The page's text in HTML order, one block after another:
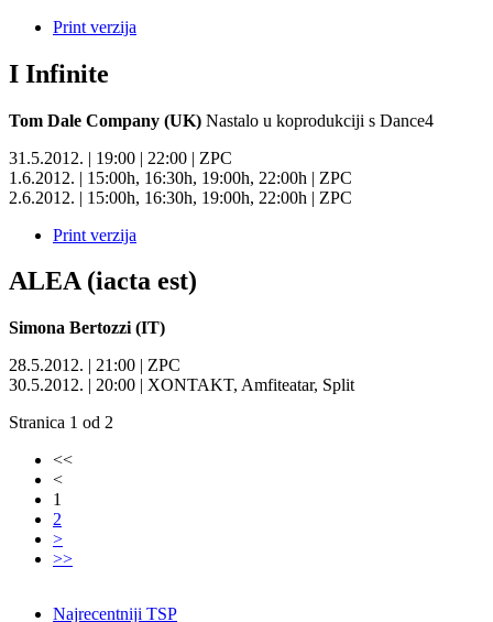
Print verzija
I Infinite
Tom Dale Company (UK) Nastalo u koprodukciji s Dance4
31.5.2012. | 19:00 | 22:00 | ZPC
1.6.2012. | 15:00h, 16:30h, 19:00h, 22:00h | ZPC
2.6.2012. | 15:00h, 16:30h, 19:00h, 22:00h | ZPC
Print verzija
ALEA (iacta est)
Simona Bertozzi (IT)
28.5.2012. | 21:00 | ZPC
30.5.2012. | 20:00 | XONTAKT, Amfiteatar, Split
Stranica 1 od 2
<<
<
1
2
>
>>
Najrecentniji TSP